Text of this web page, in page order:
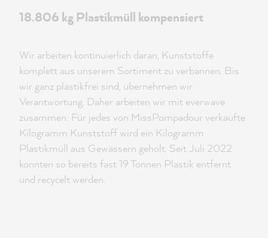
18.806 kg Plastikmüll kompensiert
Wir arbeiten kontinuierlich daran, Kunststoffe
komplett aus unserem Sortiment zu verbannen. Bis
wir ganz plastikfrei sind, übernehmen wir
Verantwortung. Daher arbeiten wir mit everwave
zusammen: Für jedes von MissPompadour verkaufte
Kilogramm Kunststoff wird ein Kilogramm
Plastikmüll aus Gewässern geholt. Seit Juli 2022
konnten so bereits fast 19 Tonnen Plastik entfernt
und recycelt werden.